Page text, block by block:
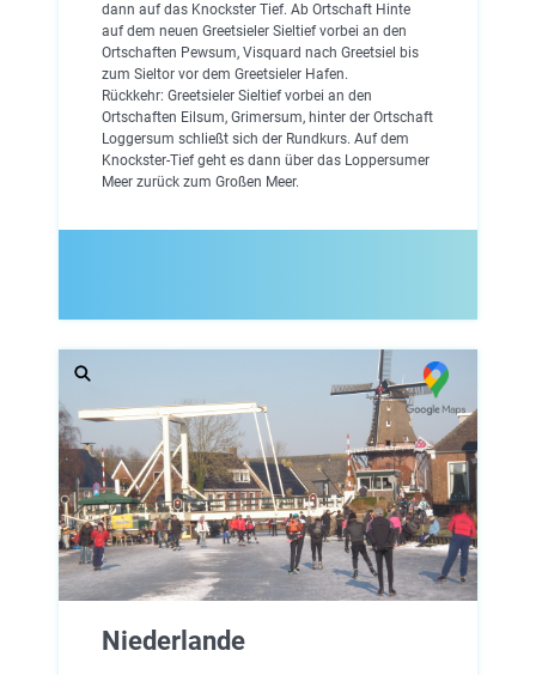
dann auf das Knockster Tief. Ab Ortschaft Hinte
auf dem neuen Greetsieler Sieltief vorbei an den
Ortschaften Pewsum, Visquard nach Greetsiel bis
zum Sieltor vor dem Greetsieler Hafen.
Rückkehr: Greetsieler Sieltief vorbei an den
Ortschaften Eilsum, Grimersum, hinter der Ortschaft
Loggersum schließt sich der Rundkurs. Auf dem
Knockster-Tief geht es dann über das Loppersumer
Meer zurück zum Großen Meer.
Niederlande